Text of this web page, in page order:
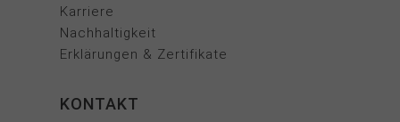
Karriere
Nachhaltigkeit
Erklärungen & Zertifikate
KONTAKT